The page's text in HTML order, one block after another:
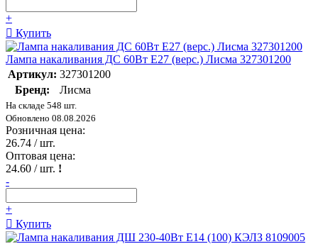
+
Купить
Лампа накаливания ДС 60Вт E27 (верс.) Лисма 327301200
Артикул: 327301200
Бренд:
Лисма
На складе 548 шт.
Обновлено 08.08.2026
Розничная цена:
26.74 / шт.
Оптовая цена:
24.60 / шт. !
-
+
Купить